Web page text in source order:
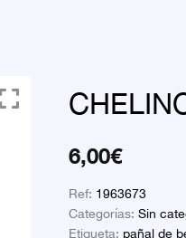
6,00€
Ref: 1963673
Categorías:Sin